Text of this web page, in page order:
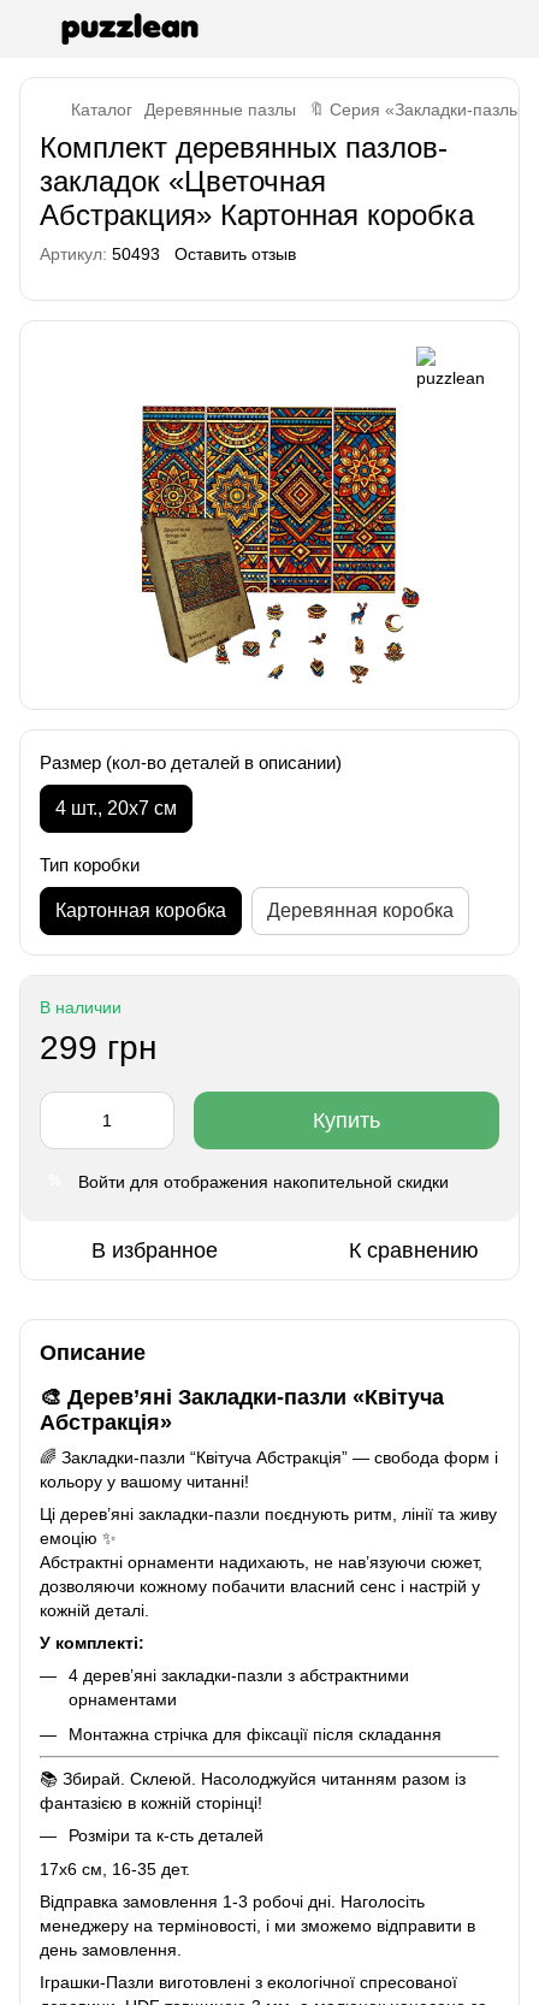
Каталог Деревянные пазлы 🔖 Серия «Закладки-пазлы»
Комплект деревянных пазлов-
закладок «Цветочная
Абстракция» Картонная коробка
Артикул: 50493 Оставить отзыв
Размер (кол-во деталей в описании)
4 шт., 20х7 см
Тип коробки
Картонная коробка Деревянная коробка
В наличии
299 грн
Купить
Войти для отображения накопительной скидки
В избранное К сравнению
Описание
🎨 Дерев’яні Закладки-пазли «Квітуча
Абстракція»
🌈 Закладки-пазли “Квітуча Абстракція” — свобода форм і
кольору у вашому читанні!
Ці дерев’яні закладки-пазли поєднують ритм, лінії та живу
емоцію ✨
Абстрактні орнаменти надихають, не нав’язуючи сюжет,
дозволяючи кожному побачити власний сенс і настрій у
кожній деталі.
У комплекті:
4 дерев’яні закладки-пазли з абстрактними
орнаментами
Монтажна стрічка для фіксації після складання
📚 Збирай. Склеюй. Насолоджуйся читанням разом із
фантазією в кожній сторінці!
Розміри та к-сть деталей
17х6 см, 16-35 дет.
Відправка замовлення 1-3 робочі дні. Наголосіть
менеджеру на терміновості, і ми зможемо відправити в
день замовлення.
Іграшки-Пазли виготовлені з екологічної спресованої